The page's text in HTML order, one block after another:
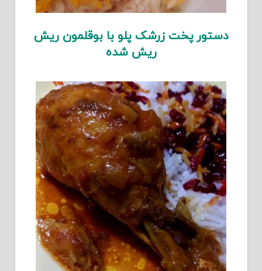
دستور پخت زرشک پلو با بوقلمون ریش
ریش شده